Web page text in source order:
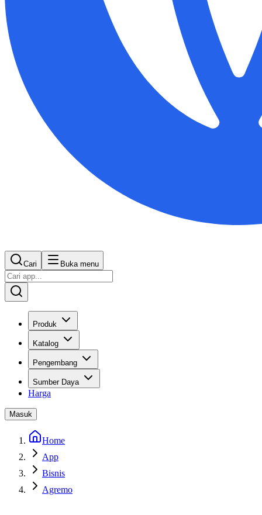
Cari Buka menu
Produk
Katalog
Pengembang
Sumber Daya
Harga
Masuk
Home
App
Bisnis
Agremo